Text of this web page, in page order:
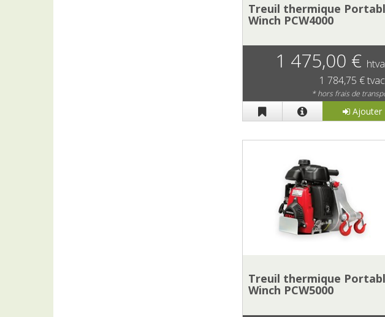
Treuil thermique
Winch PCW4000
1 475,00 €
1 784,75 €
* hors frais de
Ajouter
Treuil thermique
Winch PCW5000